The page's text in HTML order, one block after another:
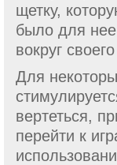
щетку,
было для нее
вокруг
Для
вертеться,
перейти к